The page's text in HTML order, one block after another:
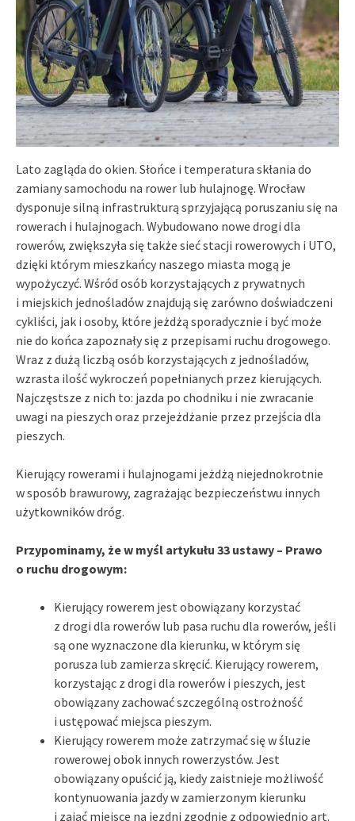
Lato zagląda do okien. Słońce i temperatura skłania do
zamiany samochodu na rower lub hulajnogę. Wrocław
dysponuje silną infrastrukturą sprzyjającą poruszaniu się na
rowerach i hulajnogach. Wybudowano nowe drogi dla
rowerów, zwiększyła się także sieć stacji rowerowych i UTO,
dzięki którym mieszkańcy naszego miasta mogą je
wypożyczyć. Wśród osób korzystających z prywatnych
i miejskich jednośladów znajdują się zarówno doświadczeni
cykliści, jak i osoby, które jeżdżą sporadycznie i być może
nie do końca zapoznały się z przepisami ruchu drogowego.
Wraz z dużą liczbą osób korzystających z jednośladów,
wzrasta ilość wykroczeń popełnianych przez kierujących.
Najczęstsze z nich to: jazda po chodniku i nie zwracanie
uwagi na pieszych oraz przejeżdżanie przez przejścia dla
pieszych.
Kierujący rowerami i hulajnogami jeżdżą niejednokrotnie
w sposób brawurowy, zagrażając bezpieczeństwu innych
użytkowników dróg.
Przypominamy, że w myśl artykułu 33 ustawy – Prawo
o ruchu drogowym:
Kierujący rowerem jest obowiązany korzystać
z drogi dla rowerów lub pasa ruchu dla rowerów, jeśli
są one wyznaczone dla kierunku, w którym się
porusza lub zamierza skręcić. Kierujący rowerem,
korzystając z drogi dla rowerów i pieszych, jest
obowiązany zachować szczególną ostrożność
i ustępować miejsca pieszym.
Kierujący rowerem może zatrzymać się w śluzie
rowerowej obok innych rowerzystów. Jest
obowiązany opuścić ją, kiedy zaistnieje możliwość
kontynuowania jazdy w zamierzonym kierunku
i zająć miejsce na jezdni zgodnie z odpowiednio art.